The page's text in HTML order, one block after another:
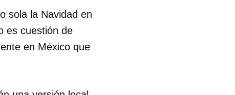
sola la Navidad en
es cuestión de
en México que